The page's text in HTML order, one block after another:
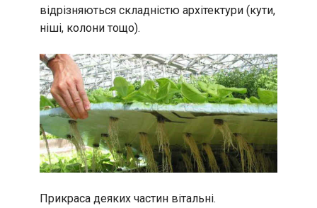
відрізняються складністю архітектури (кути,
ніші, колони тощо).
Прикраса деяких частин вітальні.